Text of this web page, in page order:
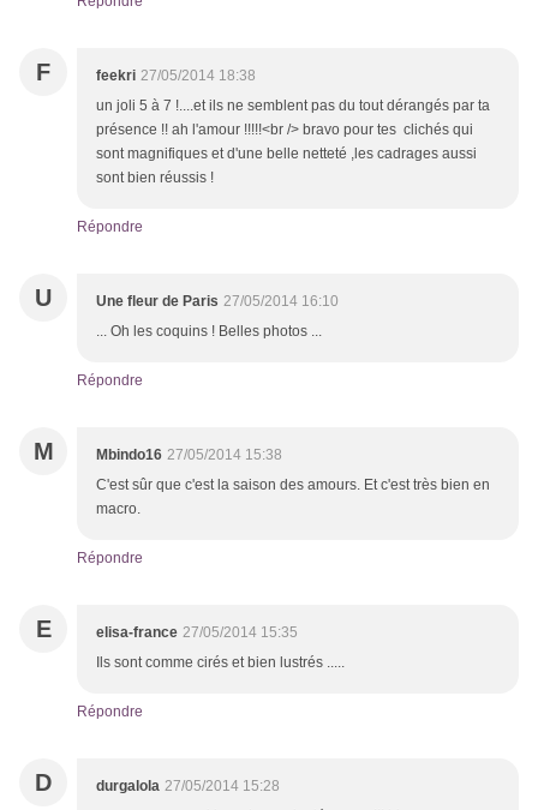
F feekri 27/05/2014 18:38
un joli 5 à 7 !....et ils ne semblent pas du tout dérangés par ta
présence !! ah l'amour !!!!!<br /> bravo pour tes clichés qui
sont magnifiques et d'une belle netteté ,les cadrages aussi
sont bien réussis !
Répondre
U Une fleur de Paris 27/05/2014 16:10
... Oh les coquins ! Belles photos ...
Répondre
M Mbindo16 27/05/2014 15:38
C'est sûr que c'est la saison des amours. Et c'est très bien en
macro.
Répondre
E elisa-france 27/05/2014 15:35
Ils sont comme cirés et bien lustrés .....
Répondre
D durgalola 27/05/2014 15:28